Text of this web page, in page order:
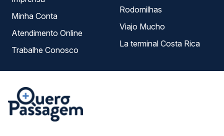
Minha Conta
Atendimento Online
Trabalhe Conosco
Rodomilhas
Viajo Mucho
La terminal Costa Rica